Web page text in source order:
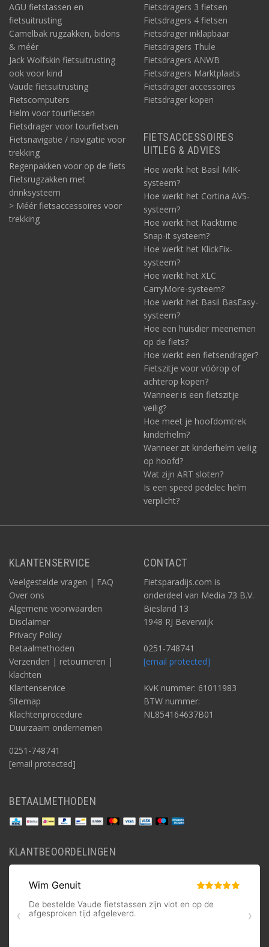
AGU fietstassen en
fietsuitrusting
Camelbak rugzakken, bidons
& méér
Jack Wolfskin fietsuitrusting
ook voor kind
Vaude fietsuitrusting
Fietscomputers
Helm voor tourfietsen
Fietsdrager voor tourfietsen
Fietsnavigatie / navigatie voor
trekking
Regenpakken voor op de fiets
Fietsrugzakken met
drinksysteem
> Méér fietsaccessoires voor
trekking
Fietsdragers 3 fietsen
Fietsdragers 4 fietsen
Fietsdrager inklapbaar
Fietsdragers Thule
Fietsdragers ANWB
Fietsdragers Marktplaats
Fietsdrager accessoires
Fietsdrager kopen
FIETSACCESSOIRES
UITLEG & ADVIES
Hoe werkt het Basil MIK-
systeem?
Hoe werkt het Cortina AVS-
systeem?
Hoe werkt het Racktime
Snap-it systeem?
Hoe werkt het KlickFix-
systeem?
Hoe werkt het XLC
CarryMore-systeem?
Hoe werkt het Basil BasEasy-
systeem?
Hoe een huisdier meenemen
op de fiets?
Hoe werkt een fietsendrager?
Fietszitje voor vóórop of
achterop kopen?
Wanneer is een fietszitje
veilig?
Hoe meet je hoofdomtrek
kinderhelm?
Wanneer zit kinderhelm veilig
op hoofd?
Wat zijn ART sloten?
Is een speed pedelec helm
verplicht?
KLANTENSERVICE
Veelgestelde vragen | FAQ
Over ons
Algemene voorwaarden
Disclaimer
Privacy Policy
Betaalmethoden
Verzenden | retourneren |
klachten
Klantenservice
Sitemap
Klachtenprocedure
Duurzaam ondernemen
0251-748741
[email protected]
CONTACT
Fietsparadijs.com is
onderdeel van Media 73 B.V.
Biesland 13
1948 RJ Beverwijk
0251-748741
[email protected]
KvK nummer: 61011983
BTW nummer:
NL854164637B01
BETAALMETHODEN
KLANTBEOORDELINGEN